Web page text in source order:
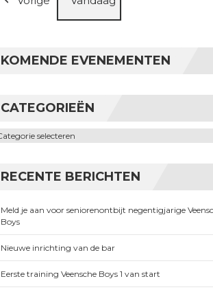
KOMENDE EVENEMENTEN
CATEGORIEËN
RECENTE BERICHTEN
Meld je aan voor seniorenontbijt negentigjarige
Boys
Nieuwe inrichting van de bar
Eerste training Veensche Boys 1 van start